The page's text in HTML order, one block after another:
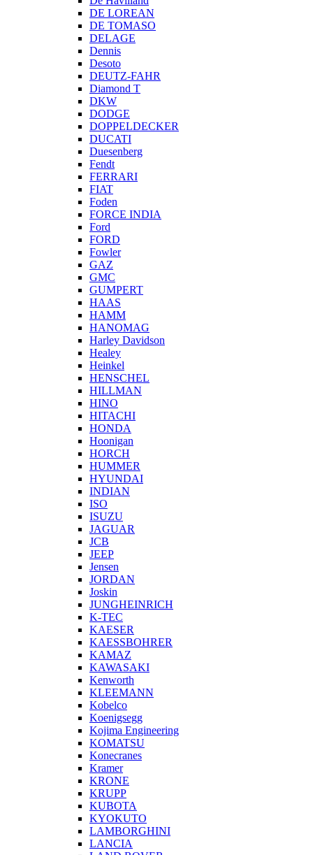
DE LOREAN
DE TOMASO
DELAGE
Dennis
Desoto
DEUTZ-FAHR
Diamond T
DKW
DODGE
DOPPELDECKER
DUCATI
Duesenberg
Fendt
FERRARI
FIAT
Foden
FORCE INDIA
Ford
FORD
Fowler
GAZ
GMC
GUMPERT
HAAS
HAMM
HANOMAG
Harley Davidson
Healey
Heinkel
HENSCHEL
HILLMAN
HINO
HITACHI
HONDA
Hoonigan
HORCH
HUMMER
HYUNDAI
INDIAN
ISO
ISUZU
JAGUAR
JCB
JEEP
Jensen
JORDAN
Joskin
JUNGHEINRICH
K-TEC
KAESER
KAESSBOHRER
KAMAZ
KAWASAKI
Kenworth
KLEEMANN
Kobelco
Koenigsegg
Kojima Engineering
KOMATSU
Konecranes
Kramer
KRONE
KRUPP
KUBOTA
KYOKUTO
LAMBORGHINI
LANCIA